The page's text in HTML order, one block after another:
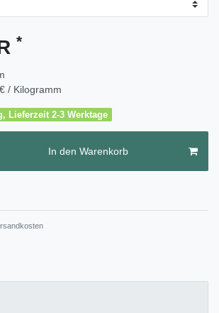
*
/ Kilogramm
Lieferzeit 2-3 Werktage
In den Warenkorb